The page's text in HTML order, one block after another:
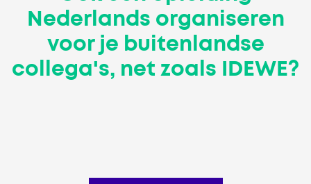
Nederlands organiseren
voor je buitenlandse
collega's, net zoals IDEWE?